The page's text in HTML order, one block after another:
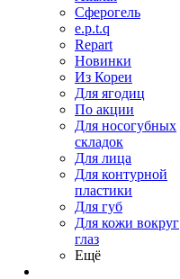
Сферогель
e.p.t.q
Repart
Новинки
Из Кореи
Для ягодиц
По акции
Для носогубных
складок
Для лица
Для контурной
пластики
Для губ
Для кожи вокруг
глаз
Ещё